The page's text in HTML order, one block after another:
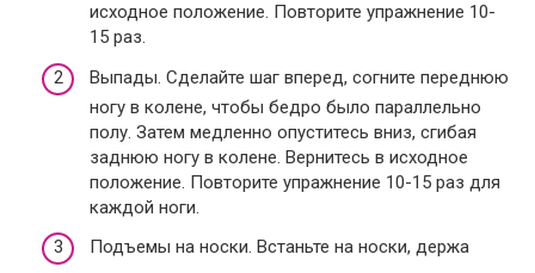
исходное положение. Повторите упражнение 10-
15 раз.
Выпады. Сделайте шаг вперед, согните переднюю
ногу в колене, чтобы бедро было параллельно
полу. Затем медленно опуститесь вниз, сгибая
заднюю ногу в колене. Вернитесь в исходное
положение. Повторите упражнение 10-15 раз для
каждой ноги.
Подъемы на носки. Встаньте на носки, держа